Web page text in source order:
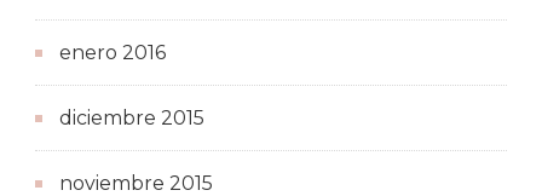
enero 2016
diciembre 2015
noviembre 2015